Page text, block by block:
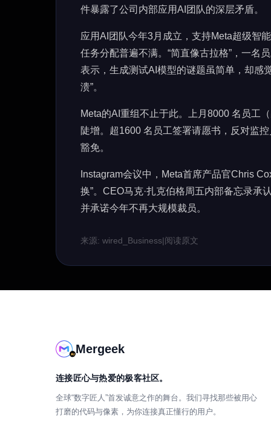
件暴露了公司内部应用AI团队的深层矛盾。
应用AI团队今年3月成立，支持Meta超级智
任务分配普遍不满。“简直像古拉格”，一名
表示，生成测试AI模型的谜题虽简单，却感
溃”。
Meta的AI重组不止于此。上月8000 名员工
陡增。超1600 名员工签署请愿书，反对监
豁免。
Instagram会议中，Meta首席产品官Chris
换”。CEO马克·扎克伯格周五内部备忘录承
并承诺今年不再大规模裁员。
来源: wired_Business|阅读原文
Mergeek
连接匠心与热爱的极客社区。
全球“数字匠人”首发诚意之作的舞台。我们寻找那些被用心
打磨的代码与像素，为你连接真正懂行的用户。